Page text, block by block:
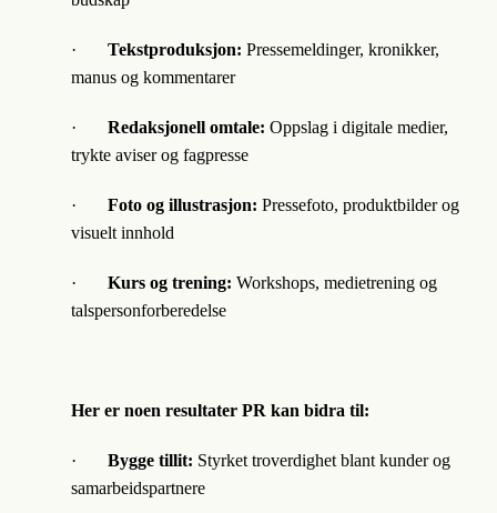
· Tekstproduksjon: Pressemeldinger, kronikker,
manus og kommentarer
· Redaksjonell omtale: Oppslag i digitale medier,
trykte aviser og fagpresse
· Foto og illustrasjon: Pressefoto, produktbilder og
visuelt innhold
· Kurs og trening: Workshops, medietrening og
talspersonforberedelse
Her er noen resultater PR kan bidra til:
· Bygge tillit: Styrket troverdighet blant kunder og
samarbeidspartnere